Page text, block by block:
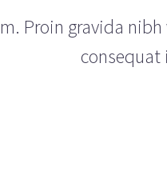
Proin gravida